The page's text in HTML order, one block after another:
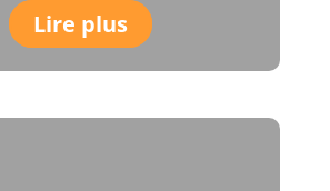
Lire plus